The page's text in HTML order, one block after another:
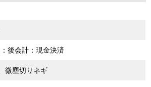
後会計：現金決済
微塵切りネギ